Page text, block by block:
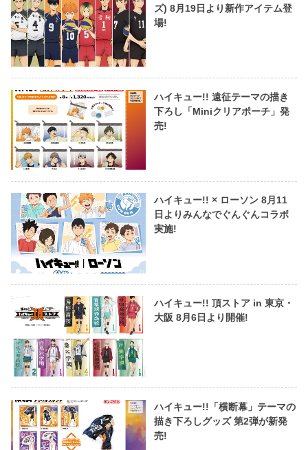
ズ) 8月19日より新作アイテム登
場!
ハイキュー!! 遠征テーマの描き
下ろし「Miniクリアポーチ」発
売!
ハイキュー!! × ローソン 8月11
日よりみんなでぐんぐんコラボ
実施!
ハイキュー!! 頂ストア in 東京・
大阪 8月6日より開催!
ハイキュー!!「横断幕」テーマの
描き下ろしグッズ 第2弾が新発
売!